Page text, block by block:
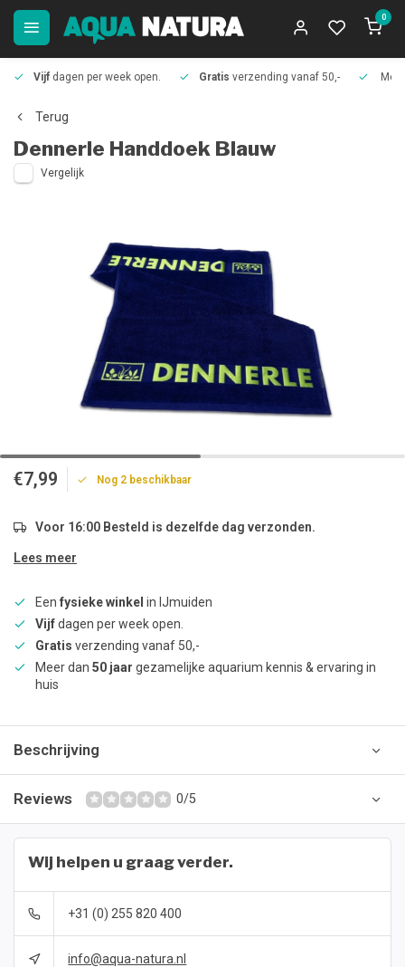
0
Vijf dagen per week open. Gratis verzending vanaf 50,-
Terug
Dennerle Handdoek Blauw
Vergelijk
€7,99 Nog 2 beschikbaar
Voor 16:00 Besteld is dezelfde dag verzonden.
Lees meer
Een fysieke winkel in IJmuiden
Vijfdagen per week open.
Gratis verzending vanaf 50,-
Meer dan 50 jaar gezamelijke aquarium kennis & ervaring in
huis
Beschrijving
Reviews 0/5
Wij helpen u graag verder.
+31 (0) 255 820 400
info@aqua-natura.nl